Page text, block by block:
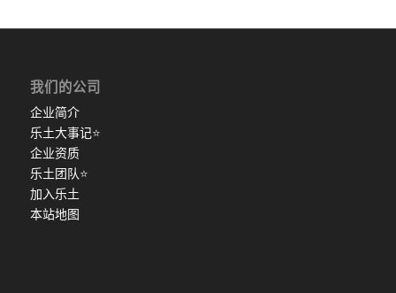
我们的公司
企业简介
乐土大事记⭐
企业资质
乐土团队⭐
加入乐土
本站地图